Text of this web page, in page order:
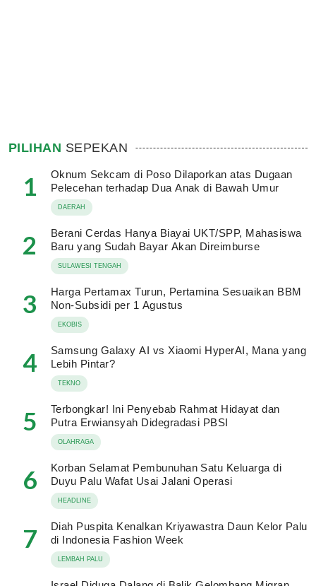
PILIHAN SEPEKAN
1
Oknum Sekcam di Poso Dilaporkan atas Dugaan
Pelecehan terhadap Dua Anak di Bawah Umur
DAERAH
2
Berani Cerdas Hanya Biayai UKT/SPP, Mahasiswa
Baru yang Sudah Bayar Akan Direimburse
SULAWESI TENGAH
3
Harga Pertamax Turun, Pertamina Sesuaikan BBM
Non-Subsidi per 1 Agustus
EKOBIS
4
Samsung Galaxy AI vs Xiaomi HyperAI, Mana yang
Lebih Pintar?
TEKNO
5
Terbongkar! Ini Penyebab Rahmat Hidayat dan
Putra Erwiansyah Didegradasi PBSI
OLAHRAGA
6
Korban Selamat Pembunuhan Satu Keluarga di
Duyu Palu Wafat Usai Jalani Operasi
HEADLINE
7
Diah Puspita Kenalkan Kriyawastra Daun Kelor Palu
di Indonesia Fashion Week
LEMBAH PALU